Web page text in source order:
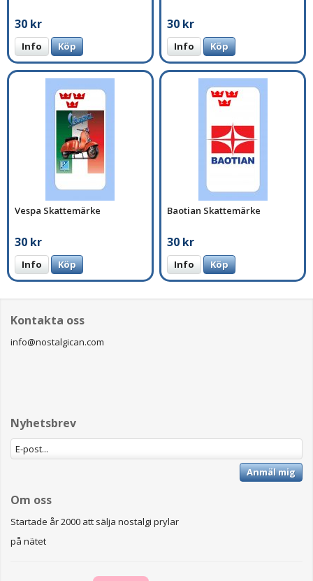
30 kr
Info Köp
30 kr
Info Köp
Vespa Skattemärke
30 kr
Info Köp
Baotian Skattemärke
30 kr
Info Köp
Kontakta oss
info@nostalgican.com
Nyhetsbrev
Anmäl mig
Om oss
Startade år 2000 att sälja nostalgi prylar
på nätet